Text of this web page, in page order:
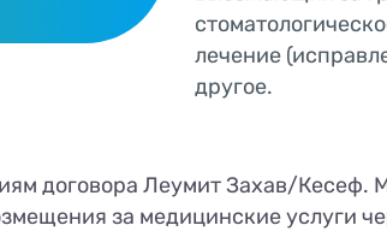
лечение
другое.
договора Леумит Захав/
за медицинские услуги